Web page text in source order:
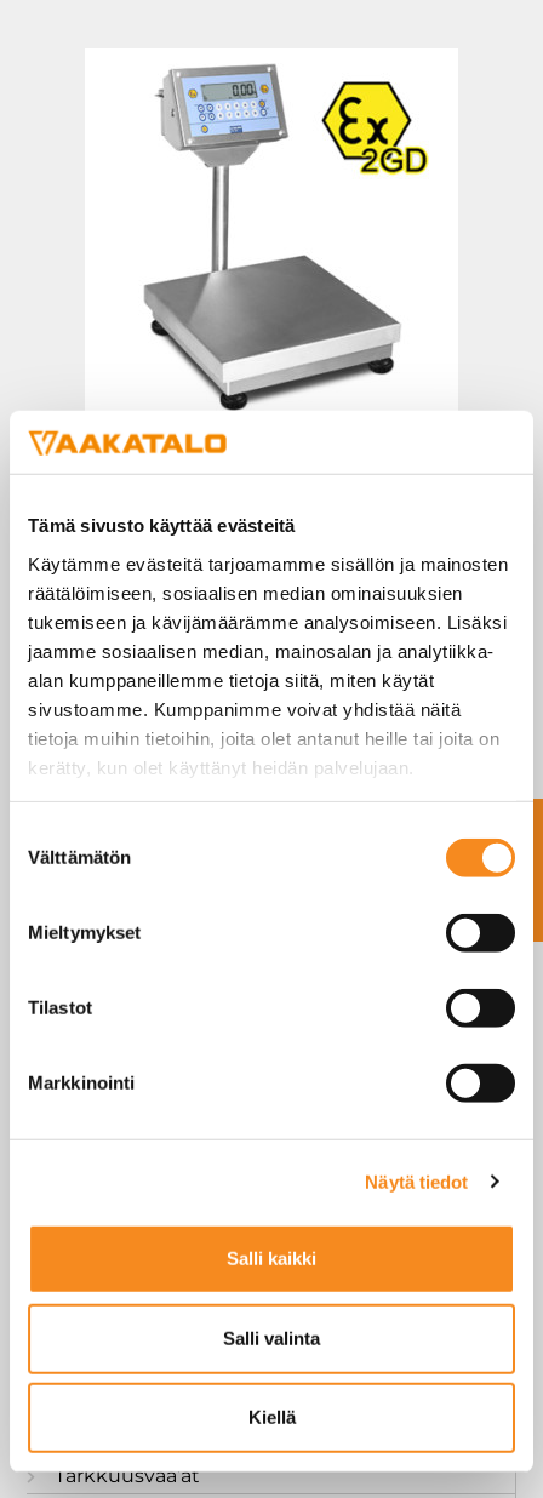
Tämä sivusto käyttää evästeitä
Käytämme evästeitä tarjoamamme sisällön ja mainosten
räätälöimiseen, sosiaalisen median ominaisuuksien
tukemiseen ja kävijämäärämme analysoimiseen. Lisäksi
jaamme sosiaalisen median, mainosalan ja analytiikka-
alan kumppaneillemme tietoja siitä, miten käytät
sivustoamme. Kumppanimme voivat yhdistää näitä
tietoja muihin tietoihin, joita olet antanut heille tai joita on
kerätty, kun olet käyttänyt heidän palvelujaan.
valinta
Välttämätön
Mieltymykset
Tilastot
Markkinointi
Näytä tiedot
Salli kaikki
Salli valinta
Kiellä
Kauppa
Maatalous
Teollisuus
Terveydenhuolto
Dini Argeo vaa’at
Eläinvaa’at
Kern Vaa’at
Laskijavaa’at
Myymälä- ja hinnoitteluvaaka
Punnukset
Tarkkuusvaa’at
Atex vaa´at
Ota yhteyttä